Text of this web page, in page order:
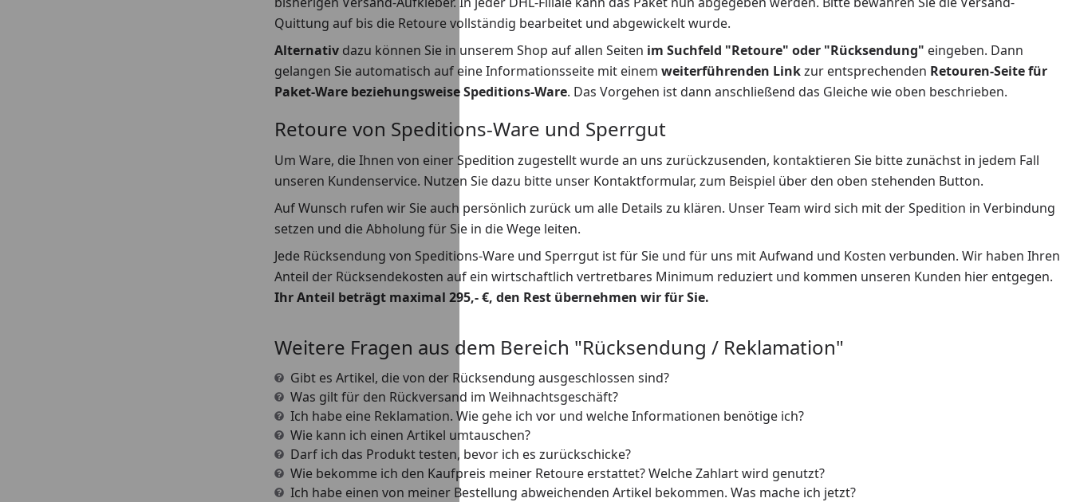
Quittung auf bis die Retoure vollständig bearbeitet und abgewickelt wurde.
Alternativ dazu können Sie in unserem Shop auf allen Seiten im Suchfeld "Retoure" oder "Rücksendung" eingeben. Dann
gelangen Sie automatisch auf eine Informationsseite mit einem weiterführenden Linkzur entsprechenden Retouren-Seite für
Paket-Ware beziehungsweise Speditions-Ware. Das Vorgehen ist dann anschließend das Gleiche wie oben beschrieben.
Retoure von Speditions-Ware und Sperrgut
Um Ware, die Ihnen von einer Spedition zugestellt wurde an uns zurückzusenden, kontaktieren Sie bitte zunächst in jedem Fall
unseren Kundenservice. Nutzen Sie dazu bitte unser Kontaktformular, zum Beispiel über den oben stehenden Button.
Auf Wunsch rufen wir Sie auch persönlich zurück um alle Details zu klären. Unser Team wird sich mit der Spedition in Verbindung
setzen und die Abholung für Sie in die Wege leiten.
Jede Rücksendung von Speditions-Ware und Sperrgut ist für Sie und für uns mit Aufwand und Kosten verbunden. Wir haben Ihren
Anteil der Rücksendekosten auf ein wirtschaftlich vertretbares Minimum reduziert und kommen unseren Kunden hier entgegen.
Ihr Anteil beträgt maximal 295,- €, den Rest übernehmen wir für Sie.
Weitere Fragen aus dem Bereich "Rücksendung / Reklamation"
Gibt es Artikel, die von der Rücksendung ausgeschlossen sind?
Was gilt für den Rückversand im Weihnachtsgeschäft?
Ich habe eine Reklamation. Wie gehe ich vor und welche Informationen benötige ich?
Wie kann ich einen Artikel umtauschen?
Darf ich das Produkt testen, bevor ich es zurückschicke?
Wie bekomme ich den Kaufpreis meiner Retoure erstattet? Welche Zahlart wird genutzt?
Ich habe einen von meiner Bestellung abweichenden Artikel bekommen. Was mache ich jetzt?